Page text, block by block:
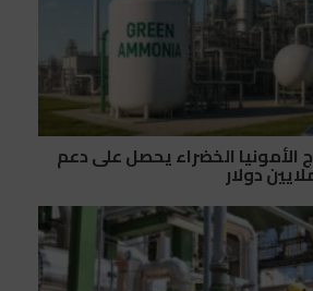
الأمونيا الخضراء يحصل على دعم